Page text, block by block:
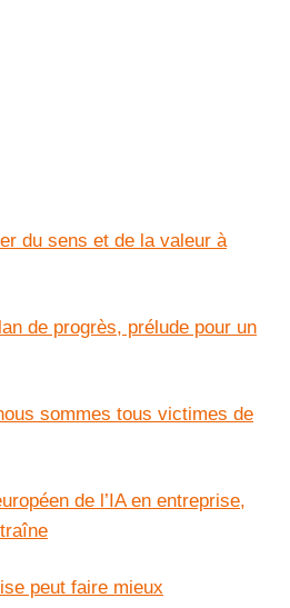
du sens et de la valeur à
de progrès, prélude pour un
sommes tous victimes de
de l’IA en entreprise,
peut faire mieux